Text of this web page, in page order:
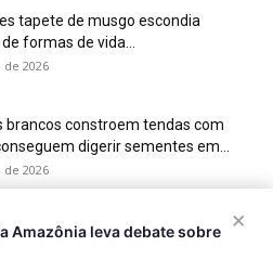
×
Amazônia leva debate sobre